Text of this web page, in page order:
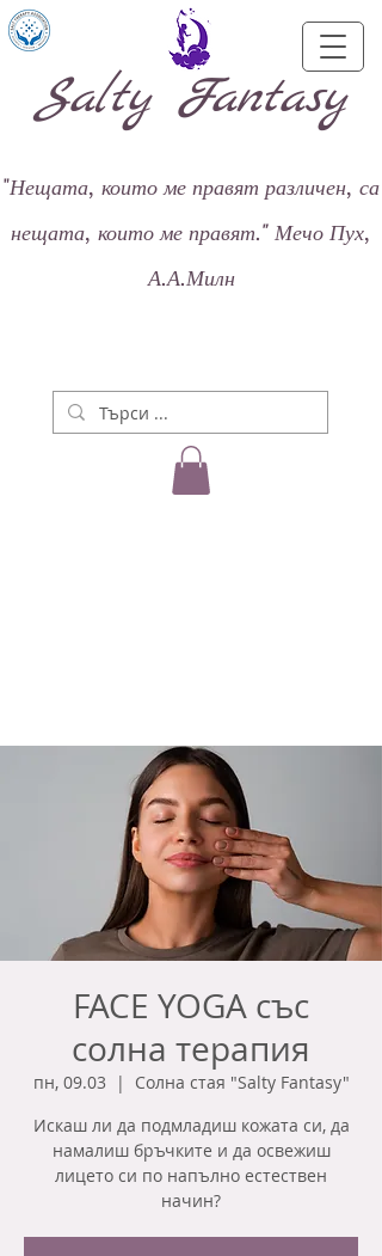
Salty Fantasy
"Нещата, които ме правят различен, са
нещата, които ме правят." Мечо Пух,
А.А.Милн
FACE YOGA със
солна терапия
пн, 09.03
  |
Солна стая "Salty Fantasy"
Искаш ли да подмладиш кожата си, да
намалиш бръчките и да освежиш
лицето си по напълно естествен
начин?